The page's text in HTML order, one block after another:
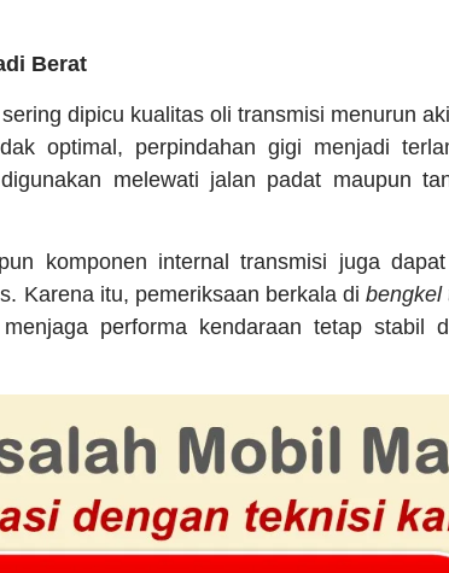
Berat
dipicu kualitas oli transmisi menurun
optimal, perpindahan gigi menjadi
melewati jalan padat maupun
komponen internal transmisi juga dapat
Karena itu, pemeriksaan berkala dibengkel
performa kendaraan tetap stabil